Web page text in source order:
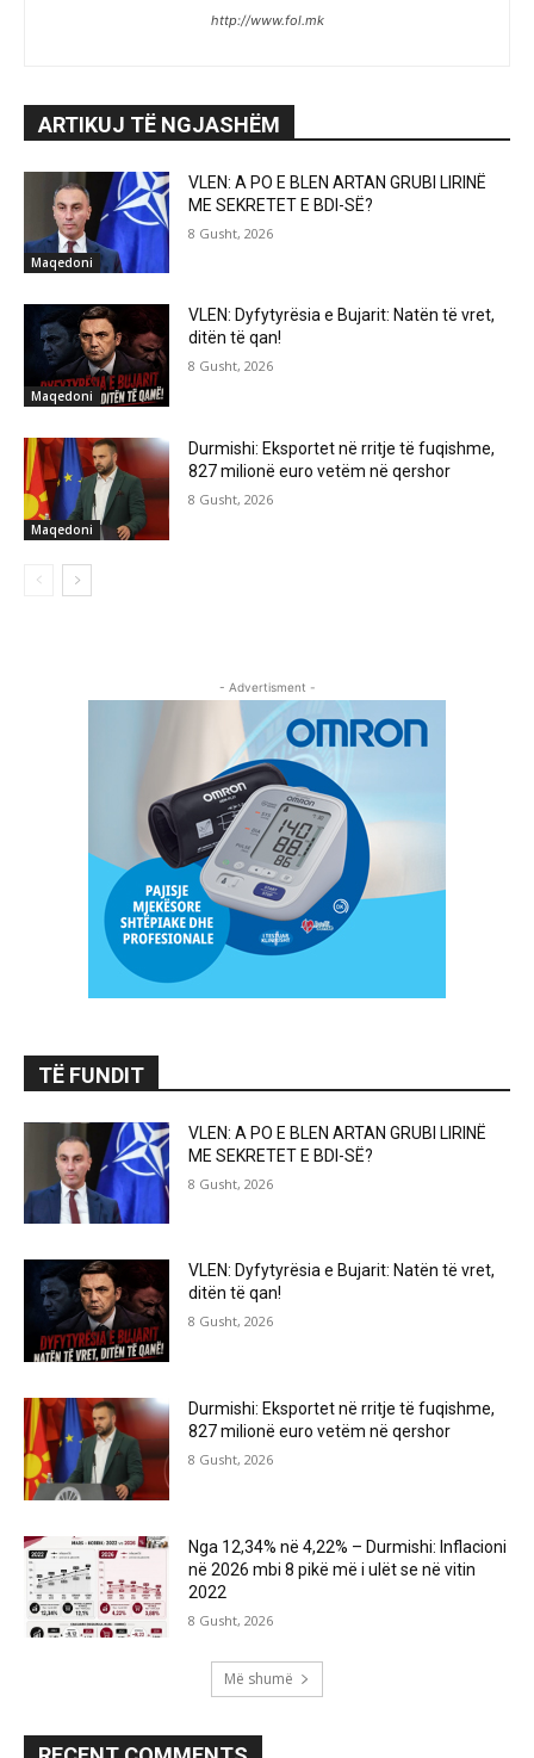
http://www.fol.mk
ARTIKUJ TË NGJASHËM
Maqedoni
VLEN: A PO E BLEN ARTAN GRUBI LIRINË
ME SEKRETET E BDI-SË?
8 Gusht, 2026
Maqedoni
VLEN: Dyfytyrësia e Bujarit: Natën të vret,
ditën të qan!
8 Gusht, 2026
Maqedoni
Durmishi: Eksportet në rritje të fuqishme,
827 milionë euro vetëm në qershor
8 Gusht, 2026
- Advertisment -
TË FUNDIT
VLEN: A PO E BLEN ARTAN GRUBI LIRINË
ME SEKRETET E BDI-SË?
8 Gusht, 2026
VLEN: Dyfytyrësia e Bujarit: Natën të vret,
ditën të qan!
8 Gusht, 2026
Durmishi: Eksportet në rritje të fuqishme,
827 milionë euro vetëm në qershor
8 Gusht, 2026
Nga 12,34% në 4,22% – Durmishi: Inflacioni
në 2026 mbi 8 pikë më i ulët se në vitin
2022
8 Gusht, 2026
Më shumë